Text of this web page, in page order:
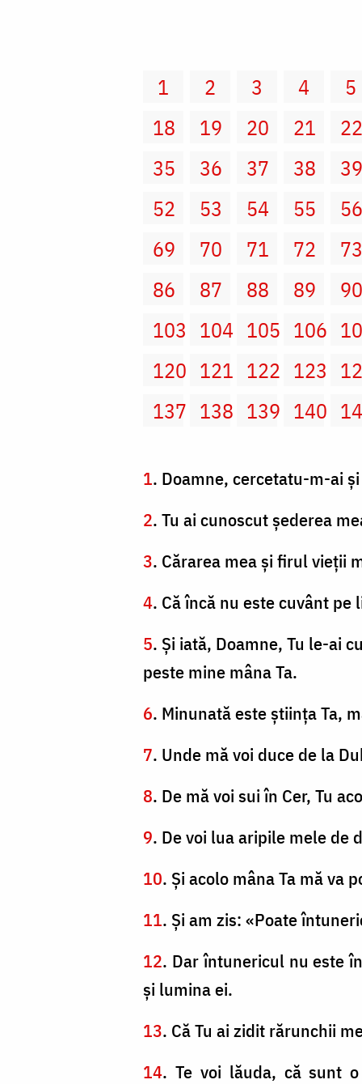
1 2 3 4
5
18
19 20 21
22
35
36 37 38
39
52
53 54 55
56
69
70 71 72
73
86
87 88 89
90
103 104 105 106
120 121 122 123
137 138 139 140
1. Doamne, cercetatu-m-ai
2. Tu ai cunoscut şederea
3. Cărarea mea şi firul vieţii
4. Că încă nu este cuvânt pe
5. Şi iată, Doamne, Tu le-ai
peste mine mâna Ta.
6. Minunată este ştiinţa Ta,
7. Unde mă voi duce de la
8. De mă voi sui în Cer, Tu
9. De voi lua aripile mele de
10. Şi acolo mâna Ta mă va
11. Şi am zis: «Poate
12. Dar întunericul nu este
şi lumina ei.
13. Că Tu ai zidit rărunchii
14. Te voi lăuda, că sunt